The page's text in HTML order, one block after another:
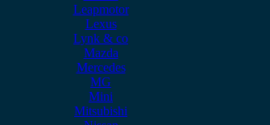
Leapmotor
Lexus
Lynk & co
Mazda
Mercedes
MG
Mini
Mitsubishi